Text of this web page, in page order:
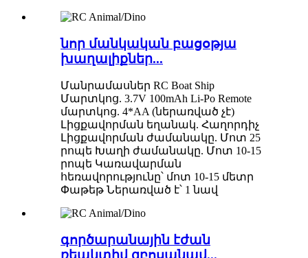
նոր մանկական բացօթյա
խաղալիքներ...
Մանրամասներ RC Boat Ship
Մարտկոց. 3.7V 100mAh Li-Po Remote
մարտկոց. 4*AA (ներառված չէ)
Լիցքավորման եղանակ. Հաղորդիչ
Լիցքավորման ժամանակը. Մոտ 25
րոպե Խաղի ժամանակը. Մոտ 10-15
րոպե Կառավարման
հեռավորությունը՝ մոտ 10-15 մետր
Փաթեթ Ներառված է՝ 1 նավ
գործարանային էժան
ռեակտիվ զբոսանավ...